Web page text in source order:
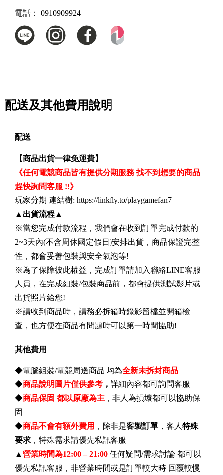
電話： 0910909924
配送及其他費用說明
配送
【商品出貨一律免運費】
《任何電競商品皆有提供分期服務 找不到想要的商品
趕快詢問客服 !!》
玩家分期 連結樹: https://linkfly.to/playgamefan7
▲ 出貨流程 ▲
※當您完成付款流程，我們會在收到訂單完成付款的
2~3天內(不含周休國定假日)安排出貨，商品保證完整
性，都會妥善包裝與安全氣泡等!
※為了保障彼此權益，完成訂單請加入聯絡LINE客服
人員，在完成組裝/包裝商品前，都會提供測試影片或
出貨照片給您!
※請收到商品時，請務必拆箱時錄影留檔並開箱檢
查，也方便在商品有問題時可以第一時間協助!
其他費用
◆電腦組裝/電競周邊商品 均為全新未拆封商品
◆商品說明圖片僅供參考 ， 詳細內容都可詢問客服
◆商品保固 都以原廠為主 ，非人為損壞都可以協助保
固
◆商品不會有額外費用 ，除非是客製訂單 ，客人 特殊
要求 ，特殊需求請優先私訊客服
▲ 營業時間為12:00 – 21:00 任何疑問/需求討論 都可以
優先私訊客服，非營業時間或是訂單較大時 回覆較慢